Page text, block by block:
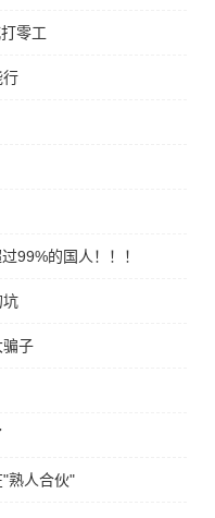
零工
行
99%的国人！！！
坑
骗子
熟人合伙"